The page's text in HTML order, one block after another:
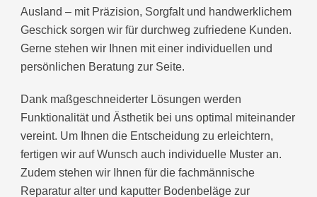
Ausland – mit Präzision, Sorgfalt und handwerklichem
Geschick sorgen wir für durchweg zufriedene Kunden.
Gerne stehen wir Ihnen mit einer individuellen und
persönlichen Beratung zur Seite.
Dank maßgeschneiderter Lösungen werden
Funktionalität und Ästhetik bei uns optimal miteinander
vereint. Um Ihnen die Entscheidung zu erleichtern,
fertigen wir auf Wunsch auch individuelle Muster an.
Zudem stehen wir Ihnen für die fachmännische
Reparatur alter und kaputter Bodenbeläge zur